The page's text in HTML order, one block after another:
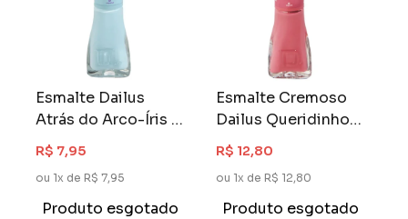
Esmalte Dailus
Atrás do Arco-Íris 8
ml Nuvem de
Algodão
R$ 7,95
ou 1x de R$ 7,95
Produto esgotado
Esmalte Cremoso
Dailus Queridinhos
8 ml Rose
R$ 12,80
ou 1x de R$ 12,80
Produto esgotado